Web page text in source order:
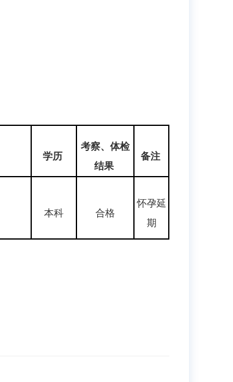
学历
考察、体检
结果
备注
本科 合格
怀孕延
期